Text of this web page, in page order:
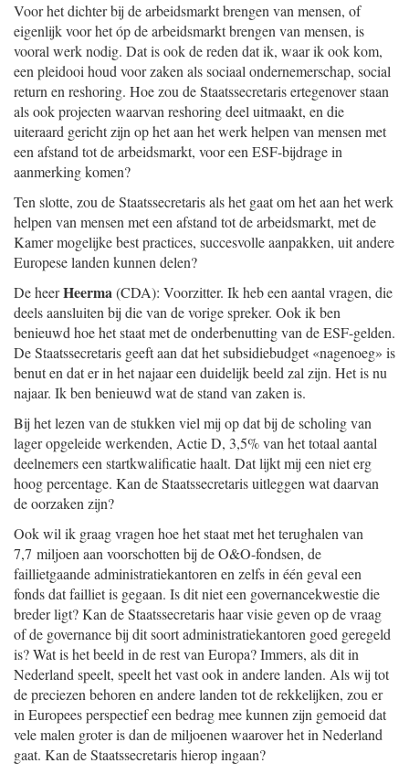
Voor het dichter bij de arbeidsmarkt brengen van mensen, of
eigenlijk voor het óp de arbeidsmarkt brengen van mensen, is
vooral werk nodig. Dat is ook de reden dat ik, waar ik ook kom,
een pleidooi houd voor zaken als sociaal ondernemerschap, social
return en reshoring. Hoe zou de Staatssecretaris ertegenover staan
als ook projecten waarvan reshoring deel uitmaakt, en die
uiteraard gericht zijn op het aan het werk helpen van mensen met
een afstand tot de arbeidsmarkt, voor een ESF-bijdrage in
aanmerking komen?
Ten slotte, zou de Staatssecretaris als het gaat om het aan het werk
helpen van mensen met een afstand tot de arbeidsmarkt, met de
Kamer mogelijke best practices, succesvolle aanpakken, uit andere
Europese landen kunnen delen?
De heerHeerma(CDA): Voorzitter. Ik heb een aantal vragen, die
deels aansluiten bij die van de vorige spreker. Ook ik ben
benieuwd hoe het staat met de onderbenutting van de ESF-gelden.
De Staatssecretaris geeft aan dat het subsidiebudget «nagenoeg» is
benut en dat er in het najaar een duidelijk beeld zal zijn. Het is nu
najaar. Ik ben benieuwd wat de stand van zaken is.
Bij het lezen van de stukken viel mij op dat bij de scholing van
lager opgeleide werkenden, Actie D, 3,5% van het totaal aantal
deelnemers een startkwalificatie haalt. Dat lijkt mij een niet erg
hoog percentage. Kan de Staatssecretaris uitleggen wat daarvan
de oorzaken zijn?
Ook wil ik graag vragen hoe het staat met het terughalen van
7,7 miljoen aan voorschotten bij de O&O-fondsen, de
faillietgaande administratiekantoren en zelfs in één geval een
fonds dat failliet is gegaan. Is dit niet een governancekwestie die
breder ligt? Kan de Staatssecretaris haar visie geven op de vraag
of de governance bij dit soort administratiekantoren goed geregeld
is? Wat is het beeld in de rest van Europa? Immers, als dit in
Nederland speelt, speelt het vast ook in andere landen. Als wij tot
de preciezen behoren en andere landen tot de rekkelijken, zou er
in Europees perspectief een bedrag mee kunnen zijn gemoeid dat
vele malen groter is dan de miljoenen waarover het in Nederland
gaat. Kan de Staatssecretaris hierop ingaan?